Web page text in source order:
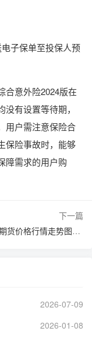
子保单至投保人预
合意外险2024版在
有设置等待期，
用户需注意保险合
保险事故时，能够
障需求的用户购
下一篇
今日大豆期货价格行情走势图分析？
2026-07-09
2026-01-08